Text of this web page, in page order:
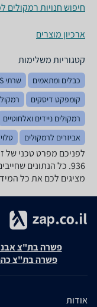
חיפוש חנויות רמקולים
ארכיון מוצרים
קטגוריות משלימות
כבלים ומתאמים שרתי NAS
קומפקט דיסקים
רמקולים ניידים ואלחוטיים
אביזרים לרמקולים
936. כל הנתונים
מציגים לכם את כל
פשרה בת"צ אבנצ'יק
פשרה בת"צ כהנים נ'
אודות